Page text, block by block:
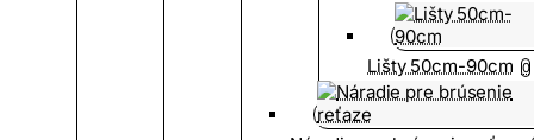
Lišty 50cm-90cm 0